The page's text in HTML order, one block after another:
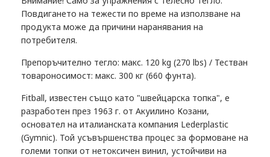
Повдигането на тежести по време на използване на
продукта може да причини наранявания на
потребителя.
Препоръчително тегло: макс. 120 kg (270 lbs) / Тестван
товароносимост: макс. 300 кг (660 фунта).
Fitball, известен също като "швейцарска топка", е
разработен през 1963 г. от Акуилино Козани,
основател на италианската компания Lederplastic
(Gymnic). Той усъвършенства процес за формоване на
големи топки от нетоксичен винил, устойчиви на